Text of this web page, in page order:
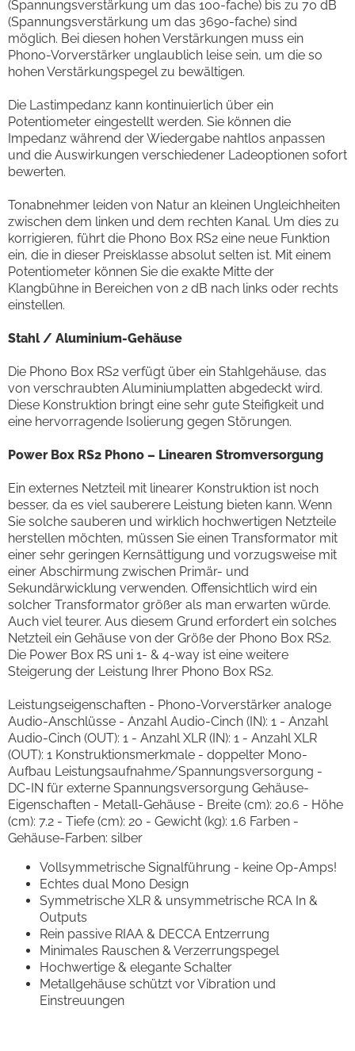
(Spannungsverstärkung um das 100-fache) bis zu 70 dB
(Spannungsverstärkung um das 3690-fache) sind
möglich. Bei diesen hohen Verstärkungen muss ein
Phono-Vorverstärker unglaublich leise sein, um die so
hohen Verstärkungspegel zu bewältigen.
Die Lastimpedanz kann kontinuierlich über ein
Potentiometer eingestellt werden. Sie können die
Impedanz während der Wiedergabe nahtlos anpassen
und die Auswirkungen verschiedener Ladeoptionen sofort
bewerten.
Tonabnehmer leiden von Natur an kleinen Ungleichheiten
zwischen dem linken und dem rechten Kanal. Um dies zu
korrigieren, führt die Phono Box RS2 eine neue Funktion
ein, die in dieser Preisklasse absolut selten ist. Mit einem
Potentiometer können Sie die exakte Mitte der
Klangbühne in Bereichen von 2 dB nach links oder rechts
einstellen.
Stahl / Aluminium-Gehäuse
Die Phono Box RS2 verfügt über ein Stahlgehäuse, das
von verschraubten Aluminiumplatten abgedeckt wird.
Diese Konstruktion bringt eine sehr gute Steifigkeit und
eine hervorragende Isolierung gegen Störungen.
Power Box RS2 Phono – Linearen Stromversorgung
Ein externes Netzteil mit linearer Konstruktion ist noch
besser, da es viel sauberere Leistung bieten kann. Wenn
Sie solche sauberen und wirklich hochwertigen Netzteile
herstellen möchten, müssen Sie einen Transformator mit
einer sehr geringen Kernsättigung und vorzugsweise mit
einer Abschirmung zwischen Primär- und
Sekundärwicklung verwenden. Offensichtlich wird ein
solcher Transformator größer als man erwarten würde.
Auch viel teurer. Aus diesem Grund erfordert ein solches
Netzteil ein Gehäuse von der Größe der Phono Box RS2.
Die Power Box RS uni 1- & 4-way ist eine weitere
Steigerung der Leistung Ihrer Phono Box RS2.
Leistungseigenschaften - Phono-Vorverstärker analoge
Audio-Anschlüsse - Anzahl Audio-Cinch (IN): 1 - Anzahl
Audio-Cinch (OUT): 1 - Anzahl XLR (IN): 1 - Anzahl XLR
(OUT): 1 Konstruktionsmerkmale - doppelter Mono-
Aufbau Leistungsaufnahme/Spannungsversorgung -
DC-IN für externe Spannungsversorgung Gehäuse-
Eigenschaften - Metall-Gehäuse - Breite (cm): 20.6 - Höhe
(cm): 7.2 - Tiefe (cm): 20 - Gewicht (kg): 1.6 Farben -
Gehäuse-Farben: silber
Vollsymmetrische Signalführung - keine Op-Amps!
Echtes dual Mono Design
Symmetrische XLR & unsymmetrische RCA In &
Outputs
Rein passive RIAA & DECCA Entzerrung
Minimales Rauschen & Verzerrungspegel
Hochwertige & elegante Schalter
Metallgehäuse schützt vor Vibration und
Einstreuungen